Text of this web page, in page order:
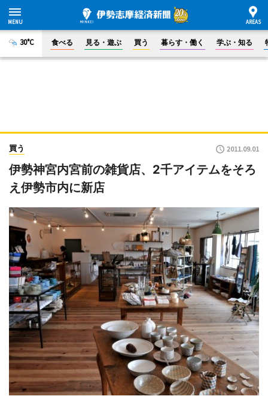
30°C 食べる 見る・遊ぶ 買う 暮らす・働く 学ぶ・知る
買う 2011.09.01
伊勢神宮内宮前の雑貨店、2千アイテムをそろ
え伊勢市内に新店